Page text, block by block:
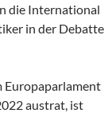
die International
in der Debatte
Europaparlament
austrat, ist